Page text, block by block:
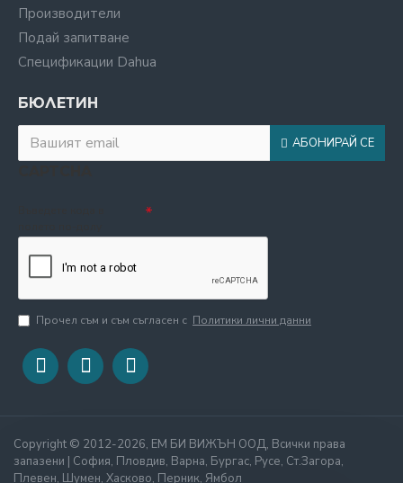
Производители
Подай запитване
Спецификации Dahua
БЮЛЕТИН
АБОНИРАЙ СЕ
Прочел съм и съм съгласен с Политики лични данни
Copyright © 2012-2026, ЕМ БИ ВИЖЪН ООД, Всички права
запазени | София, Пловдив, Варна, Бургас, Русе, Ст.Загора,
Плевен, Шумен, Хасково, Перник, Ямбол